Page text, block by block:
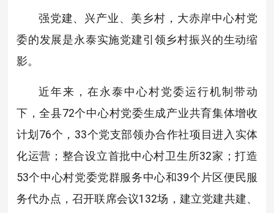
强党建、兴产业、美乡村，大赤岸中心村党
委的发展是永泰实施党建引领乡村振兴的生动缩
影。
近年来，在永泰中心村党委运行机制带动
下，全县72个中心村党委生成产业共育集体增收
计划76个，33个党支部领办合作社项目进入实体
化运营；整合设立首批中心村卫生所32家；打造
53个中心村党委党群服务中心和39个片区便民服
务代办点，召开联席会议132场，建立党建共建、